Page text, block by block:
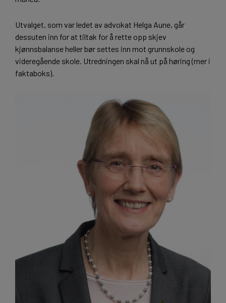
Utvalget, som var ledet av advokat Helga Aune, går
dessuten inn for at tiltak for å rette opp skjev
kjønnsbalanse heller bør settes inn mot grunnskole og
videregående skole. Utredningen skal nå ut på høring (mer i
faktaboks).